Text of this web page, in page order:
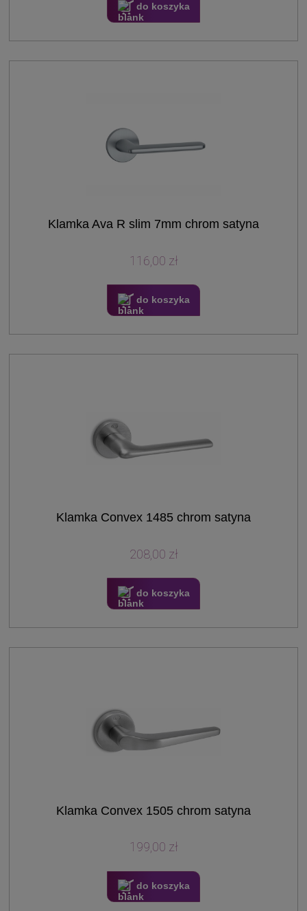
do koszyka
Klamka Ava R slim 7mm chrom satyna
116,00 zł
do koszyka
Klamka Convex 1485 chrom satyna
208,00 zł
do koszyka
Klamka Convex 1505 chrom satyna
199,00 zł
do koszyka